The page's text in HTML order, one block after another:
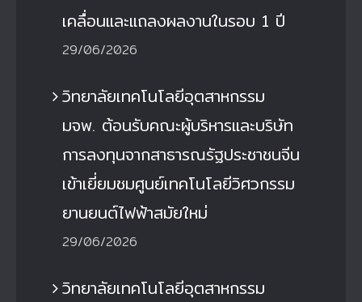
เคลื่อนและแถลงผลงานในรอบ 1 ปี
29/06/2026
วิทยาลัยเทคโนโลยีอุตสาหกรรม
มจพ. ต้อนรับคณะผู้บริหารและบริษัท
การลงทุนจากสาธารณรัฐประชาชนจีน
เข้าเยี่ยมชมศูนย์เทคโนโลยีวิศวกรรม
ยานยนต์ไฟฟ้าสมัยใหม่
29/06/2026
วิทยาลัยเทคโนโลยีอุตสาหกรรม